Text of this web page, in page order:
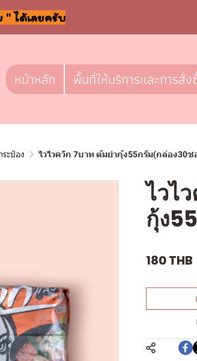
ได้เลยครับ
หน้าหลัก พื้นที่ให้บริการและการสั่
ระป๋อง ไวไวควิก 7บาท ต้มยำกุ้ง55กรัม(กล่อง30ซ
ไวไ
กุ้ง
180 THB